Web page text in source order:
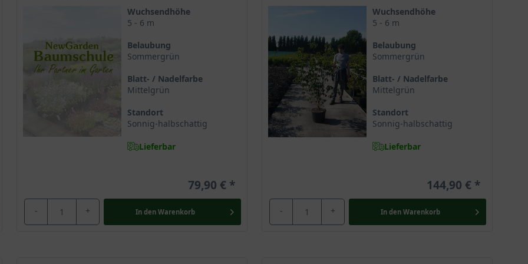
in einem zarten Cremeweiß und wird damit zu einer attraktiven Gartenschönheit.
Hartriegel unter dem botanischen Namen Cornus kousa var. chinensis bekannt, im Fachhandel findet ihn der
Chinesischer Blumen-Hartriegel ’Milky Way’. Der große
Zierstrauch ist in Europa nicht heimisch, sondern stammt aus
oder an steilen Hängen zu finden ist.
kousa und gehört zur Familie der . Der wunderschöneFrühjahrsblüher
verbreitet. Er bietet im Frühling durch seine große Blüte einen glamourösen Anblick und belebt den Garten
Sie ist sehr ungewöhnlich und bringt einen exotischen Hauch von Fernost in unsere Breiten.
Wuchsendhöhe
5 - 6 m
Belaubung
Sommergrün
Blatt- / Nadelfarbe
Mittelgrün
Standort
Sonnig-halbschattig
Lieferbar
79,90 €
- + In den Warenkorb
Wuchsendhöhe
5 - 6 m
Belaubung
Sommergrün
Blatt- / Nadelfarbe
Mittelgrün
Standort
Sonnig-halbschattig
Lieferbar
144,90 €
- + In den Warenkorb